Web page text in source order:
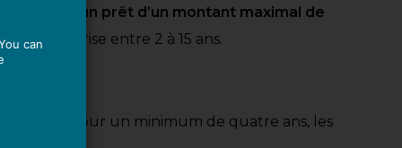
obtenir un prêt d’un montant maximal de
comprise entre 2 à 15 ans.
pour un minimum de quatre ans, les
can